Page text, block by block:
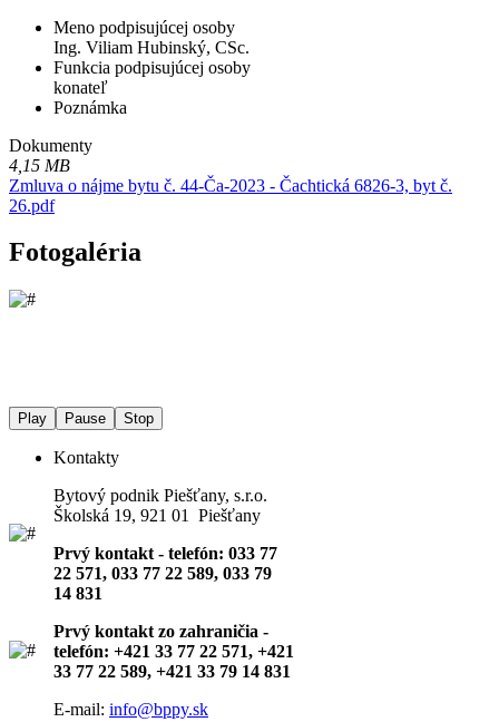
Meno podpisujúcej osoby
Ing. Viliam Hubinský, CSc.
Funkcia podpisujúcej osoby
konateľ
Poznámka
Dokumenty
4,15 MB
Zmluva o nájme bytu č. 44-Ča-2023 - Čachtická 6826-3, byt č.
26.pdf
Fotogaléria
Play Pause Stop
Kontakty
Bytový podnik Piešťany, s.r.o.
Školská 19, 921 01 Piešťany
Prvý kontakt - telefón: 033 77
22 571, 033 77 22 589, 033 79
14 831
Prvý kontakt zo zahraničia -
telefón: +421 33 77 22 571, +421
33 77 22 589, +421 33 79 14 831
E-mail: info@bppy.sk